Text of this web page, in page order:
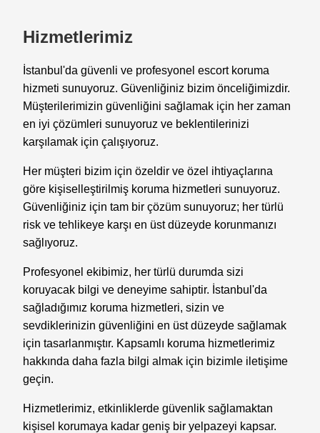
Hizmetlerimiz
İstanbul'da güvenli ve profesyonel escort koruma
hizmeti sunuyoruz. Güvenliğiniz bizim önceliğimizdir.
Müşterilerimizin güvenliğini sağlamak için her zaman
en iyi çözümleri sunuyoruz ve beklentilerinizi
karşılamak için çalışıyoruz.
Her müşteri bizim için özeldir ve özel ihtiyaçlarına
göre kişiselleştirilmiş koruma hizmetleri sunuyoruz.
Güvenliğiniz için tam bir çözüm sunuyoruz; her türlü
risk ve tehlikeye karşı en üst düzeyde korunmanızı
sağlıyoruz.
Profesyonel ekibimiz, her türlü durumda sizi
koruyacak bilgi ve deneyime sahiptir. İstanbul'da
sağladığımız koruma hizmetleri, sizin ve
sevdiklerinizin güvenliğini en üst düzeyde sağlamak
için tasarlanmıştır. Kapsamlı koruma hizmetlerimiz
hakkında daha fazla bilgi almak için bizimle iletişime
geçin.
Hizmetlerimiz, etkinliklerde güvenlik sağlamaktan
kişisel korumaya kadar geniş bir yelpazeyi kapsar.